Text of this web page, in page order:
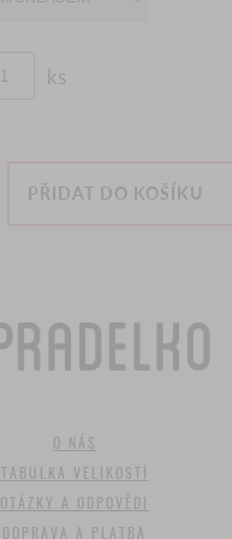
ks
PŘIDAT DO KOŠÍKU
O NÁS
TABULKA VELIKOSTÍ
OTÁZKY A ODPOVĚDI
DOPRAVA A PLATBA